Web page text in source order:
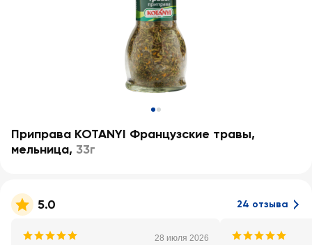
Приправа KOTANYI Французские травы,
мельница, 33г
5.0 24 отзыва
28 июля 2026